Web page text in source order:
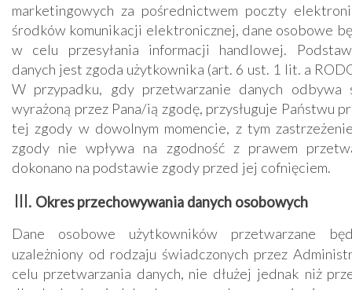
marketingowych za pośrednictwem poczty
środków komunikacji elektronicznej, dane osobowe
w celu przesyłania informacji handlowej.
danych jest zgoda użytkownika (art. 6 ust. 1 lit. a
W przypadku, gdy przetwarzanie danych
wyrażoną przez Pana/ią zgodę, przysługuje Państwu
tej zgody w dowolnym momencie, z tym
zgody nie wpływa na zgodność z prawem
dokonano na podstawie zgody przed jej cofnięciem.
Okres przechowywania danych osobowych
Dane osobowe użytkowników przetwarzane
uzależniony od rodzaju świadczonych przez
celu przetwarzania danych, nie dłużej jednak niż